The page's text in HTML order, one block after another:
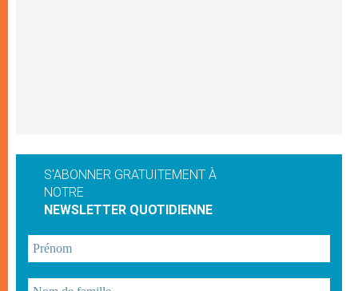
S'ABONNER GRATUITEMENT À
NOTRE
NEWSLETTER QUOTIDIENNE